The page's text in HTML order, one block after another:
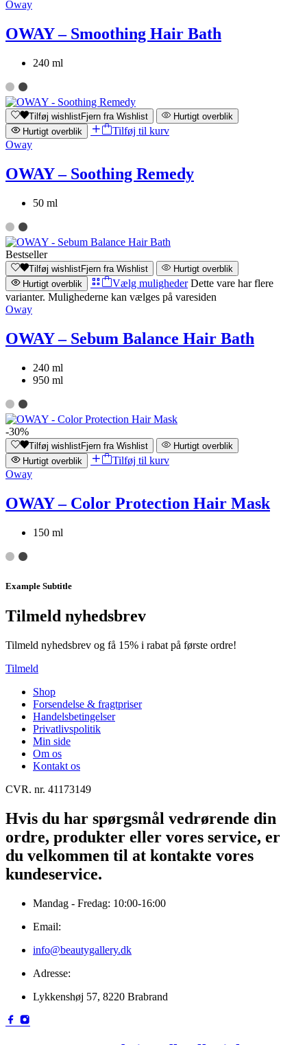
Oway
OWAY – Smoothing Hair Bath
240 ml
Tilføj wishlistFjern fra Wishlist
Hurtigt overblik
Hurtigt overblik
Tilføj til kurv
Oway
OWAY – Soothing Remedy
50 ml
Bestseller
Tilføj wishlistFjern fra Wishlist
Hurtigt overblik
Hurtigt overblik
Vælg muligheder Dette vare har flere
varianter. Mulighederne kan vælges på varesiden
Oway
OWAY – Sebum Balance Hair Bath
240 ml
950 ml
-30%
Tilføj wishlistFjern fra Wishlist
Hurtigt overblik
Hurtigt overblik
Tilføj til kurv
Oway
OWAY – Color Protection Hair Mask
150 ml
Example Subtitle
Tilmeld nyhedsbrev
Tilmeld nyhedsbrev og få 15% i rabat på første ordre!
Tilmeld
Shop
Forsendelse & fragtpriser
Handelsbetingelser
Privatlivspolitik
Min side
Om os
Kontakt os
CVR. nr. 41173149
Hvis du har spørgsmål vedrørende din
ordre, produkter eller vores service, er
du velkommen til at kontakte vores
kundeservice.
Mandag - Fredag: 10:00-16:00
Email:
info@beautygallery.dk
Adresse:
Lykkenshøj 57, 8220 Brabrand